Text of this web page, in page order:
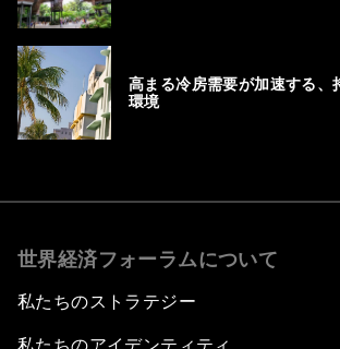
高まる冷房需要が加速する、
環境
世界経済フォーラムについて
私たちのストラテジー
私たちのアイデンティティ